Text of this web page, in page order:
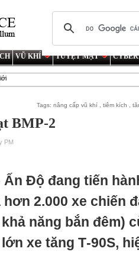
VŨ KHÍ TUYỆT MẬT
Tags:nâng cấp vũ khí ,tiêm kích ,
BMP-2
PM
Ấn Độ đang tiến
2.000 xe chiến
năng bắn đêm)
xe tăng Т-90S,